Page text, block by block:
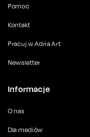
Pomoc
Kontakt
Pracuj w Adria Art
Newsletter
Informacje
O nas
Dla mediów